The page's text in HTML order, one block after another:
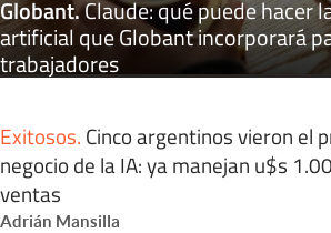
Globant.Claude: qué puede hacer
artificial que Globant incorporará
trabajadores
Exitosos. Cinco argentinos vieron el
negocio de la IA: ya manejan u$s
ventas
Adrián Mansilla